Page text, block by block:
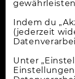
Indem du
(jederzeit
Unter